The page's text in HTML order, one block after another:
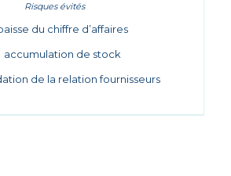
du chiffre d’affaires
accumulation de stock
de la relation fournisseurs